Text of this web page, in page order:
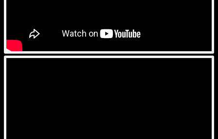
Attente telephonique Repondeur